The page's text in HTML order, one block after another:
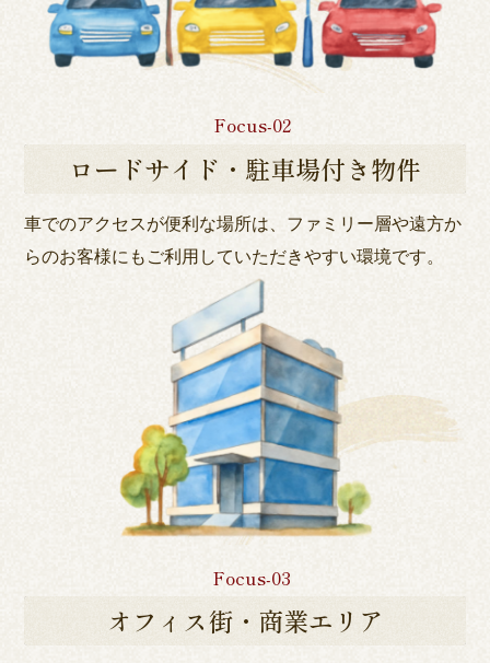
Focus-02
ロードサイド・駐車場付き物件
車でのアクセスが便利な場所は、ファミリー層や遠方か
らのお客様にもご利用していただきやすい環境です。
Focus-03
オフィス街・商業エリア